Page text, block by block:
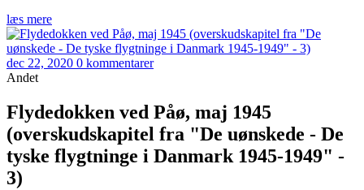
læs mere
dec 22, 2020 0 kommentarer
Andet
Flydedokken ved Påø, maj 1945
(overskudskapitel fra "De uønskede - De
tyske flygtninge i Danmark 1945-1949" -
3)